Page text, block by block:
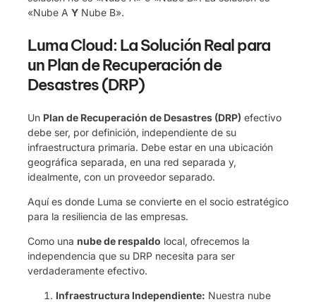
«Nube A Y Nube B».
Luma Cloud: La Solución Real para
un Plan de Recuperación de
Desastres (DRP)
Un Plan de Recuperación de Desastres (DRP) efectivo
debe ser, por definición, independiente de su
infraestructura primaria. Debe estar en una ubicación
geográfica separada, en una red separada y,
idealmente, con un proveedor separado.
Aquí es donde Luma se convierte en el socio estratégico
para la resiliencia de las empresas.
Como una nube de respaldo local, ofrecemos la
independencia que su DRP necesita para ser
verdaderamente efectivo.
Infraestructura Independiente: Nuestra nube